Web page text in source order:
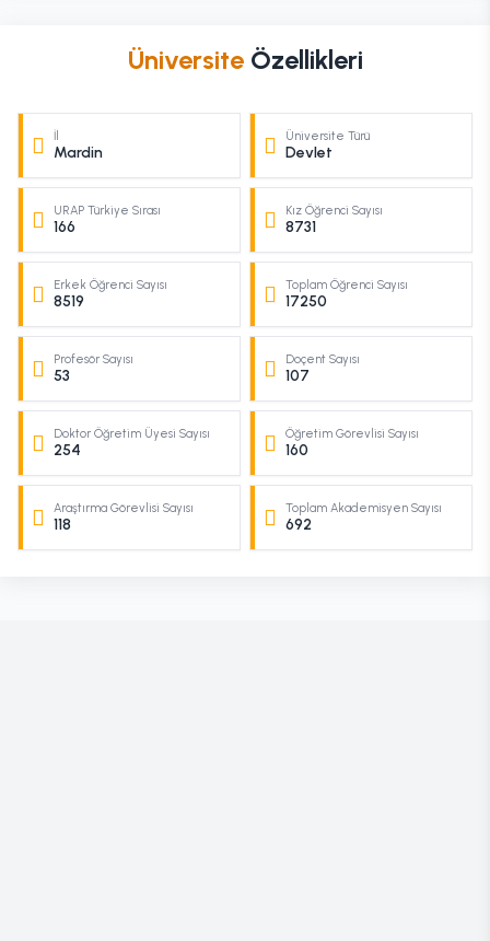
Üniversite Özellikleri
İl
Mardin
Üniversite Türü
Devlet
URAP Türkiye Sırası
166
Kız Öğrenci Sayısı
8731
Erkek Öğrenci Sayısı
8519
Toplam Öğrenci Sayısı
17250
Profesör Sayısı
53
Doçent Sayısı
107
Doktor Öğretim Üyesi Sayısı
254
Öğretim Görevlisi Sayısı
160
Araştırma Görevlisi Sayısı
118
Toplam Akademisyen Sayısı
692